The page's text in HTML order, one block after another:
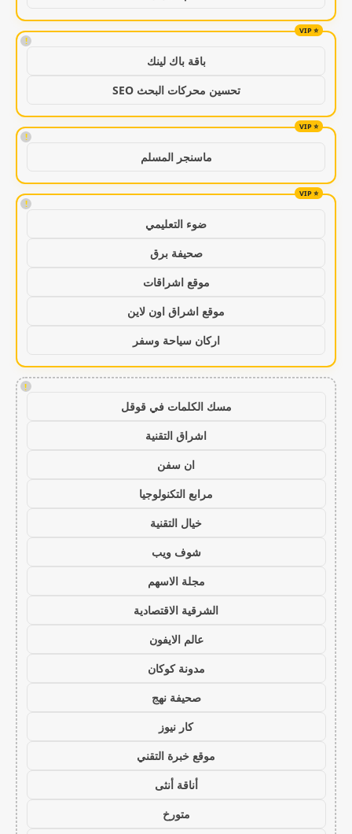
!
باقة باك لينك
تحسين محركات البحث SEO
!
ماسنجر المسلم
!
ضوء التعليمي
صحيفة برق
موقع اشراقات
موقع اشراق اون لاين
اركان سياحة وسفر
!
مسك الكلمات في قوقل
اشراق التقنية
ان سفن
مرابع التكنولوجيا
خيال التقنية
شوف ويب
مجلة الاسهم
الشرقية الاقتصادية
عالم الايفون
مدونة كوكان
صحيفة نهج
كار نيوز
موقع خبرة التقني
أناقة أنثى
متورخ